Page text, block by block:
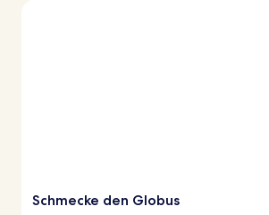
Schmecke den Globus